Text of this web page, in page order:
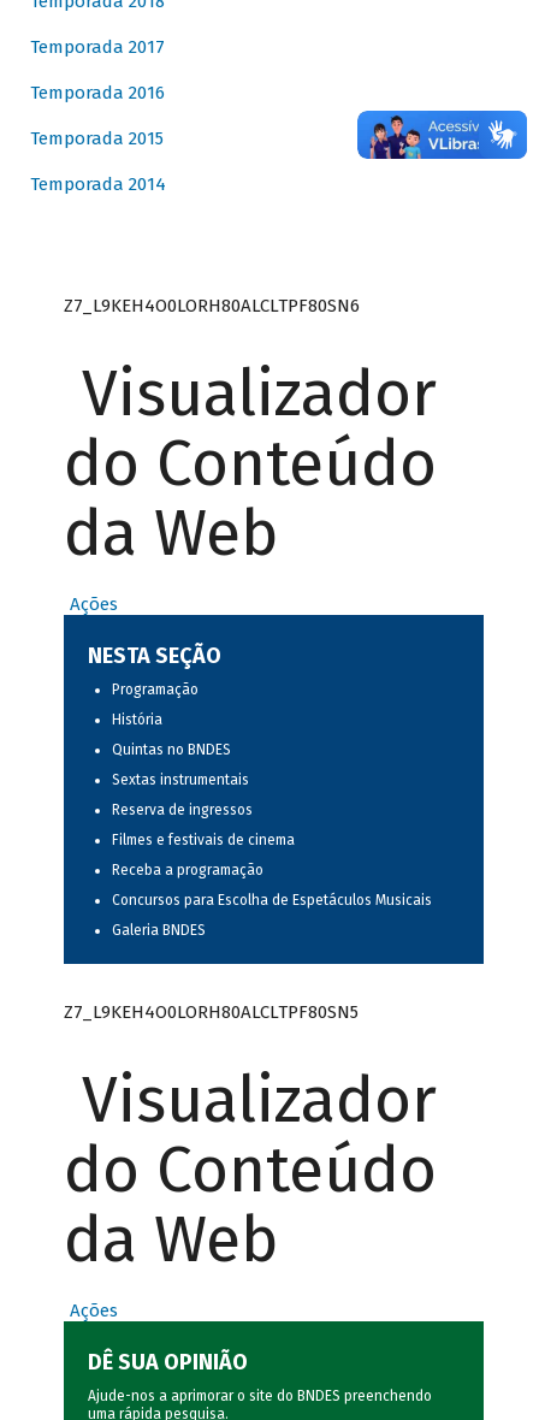
Temporada 2017
Temporada 2016
Temporada 2015
Temporada 2014
Z7_L9KEH4O0LORH80ALCLTPF80SN6
Visualizador
do Conteúdo
da Web
Ações
NESTA SEÇÃO
Programação
História
Quintas no BNDES
Sextas instrumentais
Reserva de ingressos
Filmes e festivais de cinema
Receba a programação
Concursos para Escolha de Espetáculos Musicais
Galeria BNDES
Z7_L9KEH4O0LORH80ALCLTPF80SN5
Visualizador
do Conteúdo
da Web
Ações
DÊ SUA OPINIÃO
Ajude-nos a aprimorar o site do BNDES preenchendo
uma rápida pesquisa.